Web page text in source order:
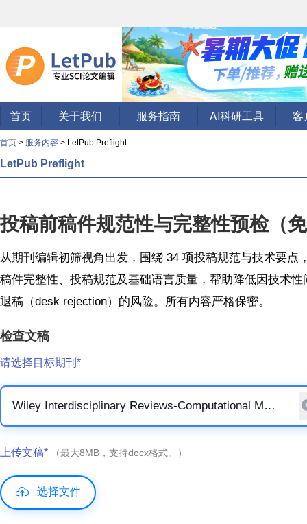
首页 关于我们 服务指南 AI科研工具 客
首页 > 服务内容 > LetPub Preflight
LetPub Preflight
投稿前稿件规范性与完整性预检（
从期刊编辑初筛视角出发，围绕 34 项投稿规范与技术要点
稿件完整性、投稿规范及基础语言质量，帮助降低因技术性
退稿（desk rejection）的风险。所有内容严格保密。
检查文稿
请选择目标期刊*
上传文稿* （最大8MB，支持docx格式。）
选择文件